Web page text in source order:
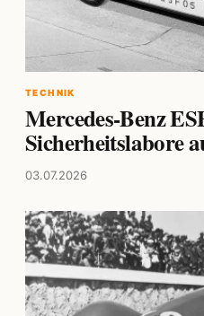
TECHNIK
Mercedes-Benz
Sicherheitslabore
03.07.2026